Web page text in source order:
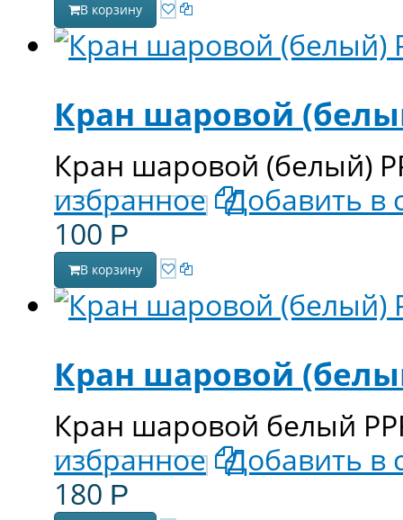
В корзину
Кран шаровой
Кран шаровой (белый)
избранное Добавить в
100 Р
В корзину
Кран шаровой
Кран шаровой белый
избранное Добавить в
180 Р